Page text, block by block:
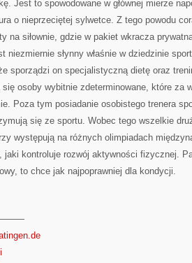
Jest to spowodowane w głównej mierze
o nieprzeciętej sylwetce. Z tego powodu
na siłownie, gdzie w pakiet wkracza
niezmiernie słynny właśnie w dziedzinie
sporządzi on specjalistyczną dietę oraz
osoby wybitnie zdeterminowane, które za
Poza tym posiadanie osobistego trenera
się ze sportu. Wobec tego wszelkie
występują na różnych olimpiadach
jaki kontroluje rozwój aktywności fizycznej.
to chce jak najpoprawniej dla kondycji.